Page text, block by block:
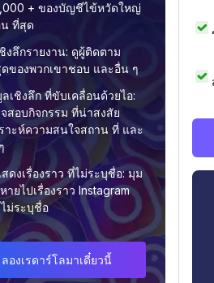
+ ของบัญชีไข้หวัดใหญ่
ที่สุด
งลึกรายงาน: ดูผู้ติดตาม
ของพวกเขาชอบ และอื่น ๆ
เชิงลึก ที่ขับเคลื่อนด้วยไอ:
สอบกิจกรรม ที่น่าสงสัย
าะห์ความสนใจสถาน ที่ และ
ดงเรื่องราว ที่ไม่ระบุชื่อ: มุม
ายไปเรื่องราว Instagram
ม่ระบุชื่อ
ลองเรดาร์โลมาเดี๋ยวนี้